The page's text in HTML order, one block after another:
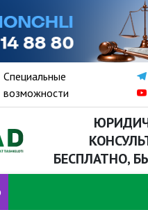
Специальные
возможности
БЕСПЛАТНО,